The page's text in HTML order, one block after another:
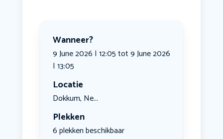
Wanneer?
9 June 2026 | 12:05 tot 9 June 2026
| 13:05
Locatie
Dokkum, Ne...
Plekken
6 plekken beschikbaar